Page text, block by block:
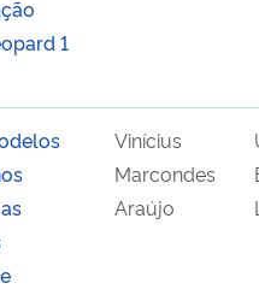
1
Vinícius
Marcondes
Araújo